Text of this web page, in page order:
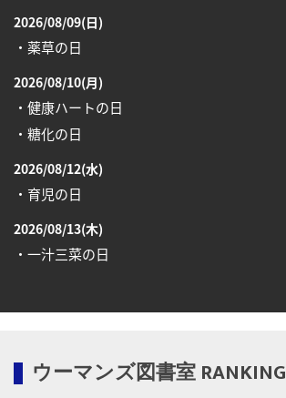
2026/08/09(日)
・薬草の日
2026/08/10(月)
・健康ハートの日
・糖化の日
2026/08/12(水)
・育児の日
2026/08/13(木)
・一汁三菜の日
・減塩の日
・防犯の日
ウーマンズ図書室 RANKING